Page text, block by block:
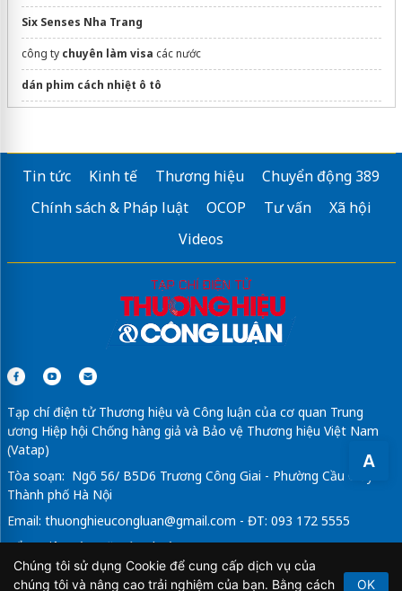
A
Six Senses Nha Trang
công ty chuyên làm visa các nước
dán phim cách nhiệt ô tô
travel with/ visitBest Vietnam Tours
Làm Visa Mỹtư vấn tận tâm
Tin tức Kinh tế Thương hiệu
Chuyển động 389
Chính sách & Pháp luật
OCOP Tư vấn
Xã hội
Videos
Tạp chí điện tử Thương hiệu và Công luận của cơ quan Trung
ương Hiệp hội Chống hàng giả và Bảo vệ Thương hiệu Việt Nam
(Vatap)
Tòa soạn: Ngõ 56/ B5D6 Trương Công Giai - Phường Cầu Giấy -
Thành phố Hà Nội
Email: thuonghieucongluan@gmail.com - ĐT: 093 172 5555
Tổng Biên Tập: Vũ Đức Thuận
Giấy phép hoạt động báo chí điện tử số 64/GP-BTTTT do Bộ
Chúng tôi sử dụng Cookie để cung cấp dịch vụ của
chúng tôi và nâng cao trải nghiệm của bạn. Bằng cách
OK